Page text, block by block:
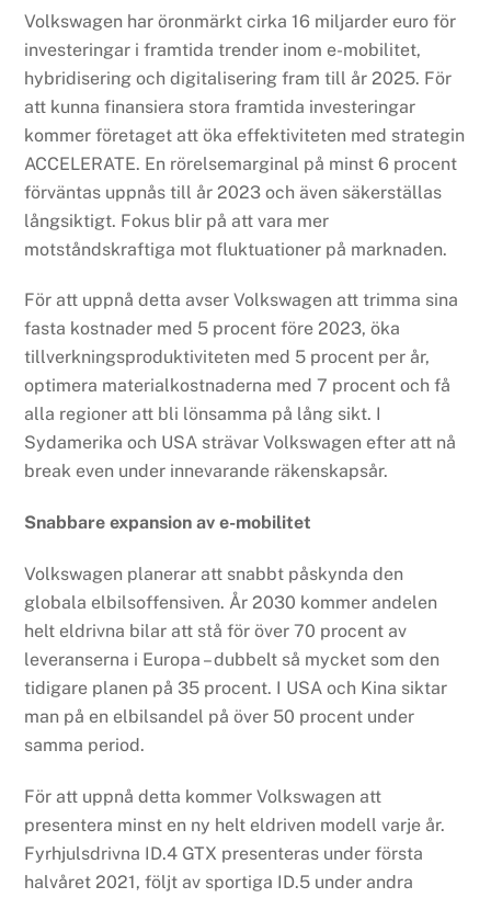
Volkswagen har öronmärkt cirka 16 miljarder euro för
investeringar i framtida trender inom e-mobilitet,
hybridisering och digitalisering fram till år 2025. För
att kunna finansiera stora framtida investeringar
kommer företaget att öka effektiviteten med strategin
ACCELERATE. En rörelsemarginal på minst 6 procent
förväntas uppnås till år 2023 och även säkerställas
långsiktigt. Fokus blir på att vara mer
motståndskraftiga mot fluktuationer på marknaden.
För att uppnå detta avser Volkswagen att trimma sina
fasta kostnader med 5 procent före 2023, öka
tillverkningsproduktiviteten med 5 procent per år,
optimera materialkostnaderna med 7 procent och få
alla regioner att bli lönsamma på lång sikt. I
Sydamerika och USA strävar Volkswagen efter att nå
break even under innevarande räkenskapsår.
Snabbare expansion av e-mobilitet
Volkswagen planerar att snabbt påskynda den
globala elbilsoffensiven. År 2030 kommer andelen
helt eldrivna bilar att stå för över 70 procent av
leveranserna i Europa – dubbelt så mycket som den
tidigare planen på 35 procent. I USA och Kina siktar
man på en elbilsandel på över 50 procent under
samma period.
För att uppnå detta kommer Volkswagen att
presentera minst en ny helt eldriven modell varje år.
Fyrhjulsdrivna ID.4 GTX presenteras under första
halvåret 2021, följt av sportiga ID.5 under andra